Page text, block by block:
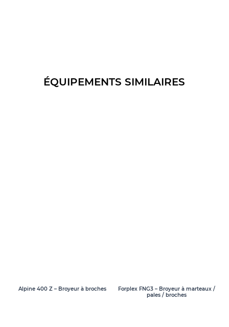
ÉQUIPEMENTS SIMILAIRES
Alpine 400 Z – Broyeur à broches
Forplex FNG3 – Broyeur à marteaux /
pales / broches